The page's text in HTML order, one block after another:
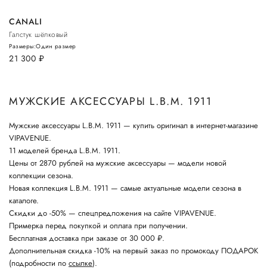
CANALI
Галстук шёлковый
21 300 руб.
Размеры:Один размер
МУЖСКИЕ АКСЕССУАРЫ L.B.M. 1911
Мужские аксессуары L.B.M. 1911 — купить оригинал в интернет-магазине
VIPAVENUE.
11 моделей бренда L.B.M. 1911.
Цены от 2870 рублей на мужские аксессуары — модели новой
коллекции сезона.
Новая коллекция L.B.M. 1911 — самые актуальные модели сезона в
каталоге.
Скидки до -50% — спецпредложения на сайте VIPAVENUE.
Примерка перед покупкой и оплата при получении.
Бесплатная доставка при заказе от 30 000 ₽.
Дополнительная скидка -10% на первый заказ по промокоду ПОДАРОК
(подробности по ссылке).